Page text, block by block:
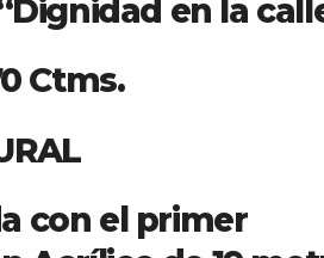
en la
con el primer